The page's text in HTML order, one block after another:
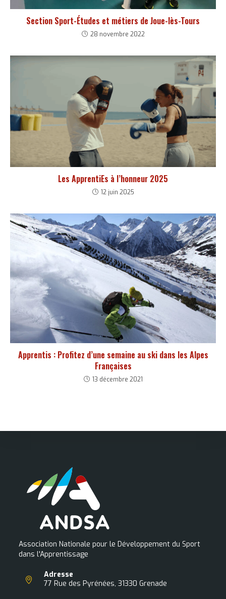
Section Sport-Études et métiers de Joue-lès-Tours
28 novembre 2022
Les ApprentiEs à l’honneur 2025
12 juin 2025
Apprentis : Profitez d’une semaine au ski dans les Alpes
Françaises
13 décembre 2021
Association Nationale pour le Développement du Sport
dans l'Apprentissage
Adresse
77 Rue des Pyrénées, 31330 Grenade